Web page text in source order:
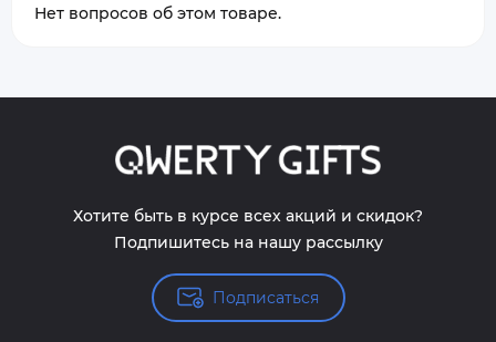
Нет вопросов об этом товаре.
Хотите быть в курсе всех акций и скидок?
Подпишитесь на нашу рассылку
Подписаться